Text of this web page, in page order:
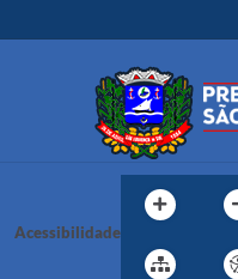
Acessibilidade